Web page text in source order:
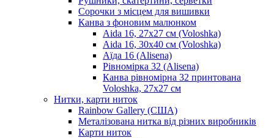
Сорочки з місцем для вишивки
Канва з фоновим малюнком
Aida 16, 27х27 см (Voloshka)
Aida 16, 30х40 см (Voloshka)
Аїда 16 (Alisena)
Рівномірка 32 (Alisena)
Канва рівномірна 32 принтована
Voloshka, 27х27 см
Нитки, карти ниток
Rainbow Gallery (США)
Металізована нитка від різних виробників
Карти ниток